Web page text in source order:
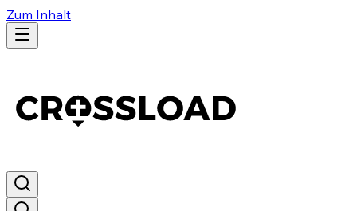
Zum Inhalt